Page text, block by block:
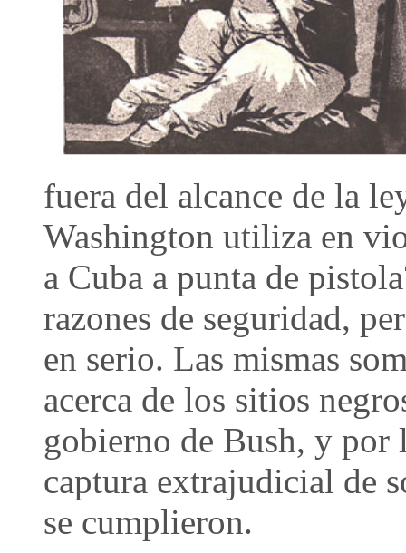
fuera del alcance de la
Washington utiliza en
a Cuba a punta de
razones de seguridad,
en serio. Las mismas
acerca de los sitios
gobierno de Bush, y
captura extrajudicial de
se cumplieron.